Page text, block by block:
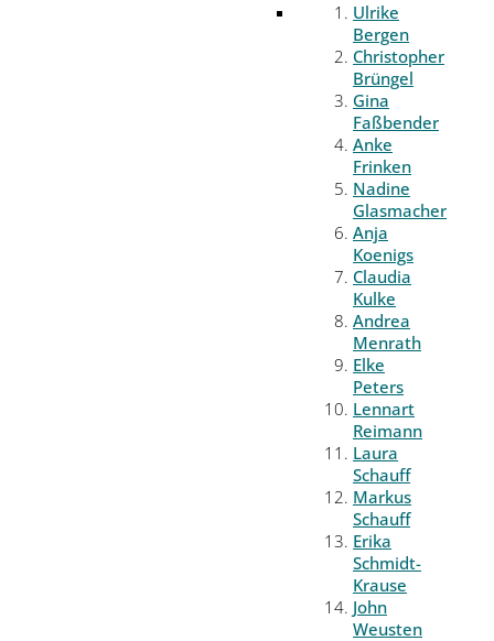
Ulrike
Bergen
Christopher
Brüngel
Gina
Faßbender
Anke
Frinken
Nadine
Glasmacher
Anja
Koenigs
Claudia
Kulke
Andrea
Menrath
Elke
Peters
Lennart
Reimann
Laura
Schauff
Markus
Schauff
Erika
Schmidt-
Krause
John
Weusten